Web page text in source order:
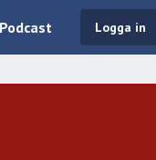
Podcast Logga in